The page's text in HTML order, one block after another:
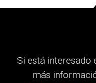
Si está interesado
más